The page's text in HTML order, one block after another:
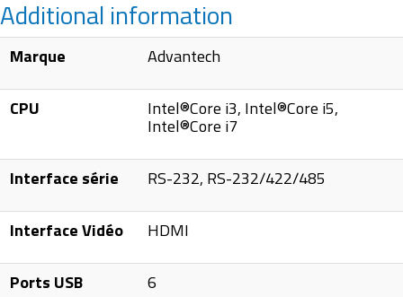
Additional information
Marque Advantech
CPU Intel®Core i3, Intel®Core i5,
Intel®Core i7
Interface série RS-232, RS-232/422/485
Interface Vidéo HDMI
Ports USB 6